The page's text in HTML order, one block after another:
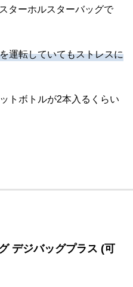
ターホルスターバッグで
運転していてもストレスに
トボトルが2本入るくらい
デジバッグプラス (可